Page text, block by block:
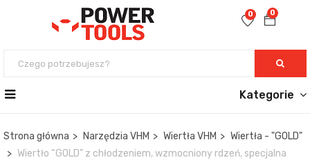
0
0
Kategorie
Strona główna Narzędzia VHM Wiertła VHM
Wiertła - "GOLD"
Wiertło “GOLD” z chłodzeniem, wzmocniony rdzeń, specjalna